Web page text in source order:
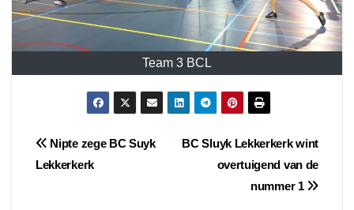
Team 3 BCL
Bericht
BC Sluyk Lekkerkerk wint
overtuigend van de
nummer 1
Nipte zege BC Suyk
Lekkerkerk